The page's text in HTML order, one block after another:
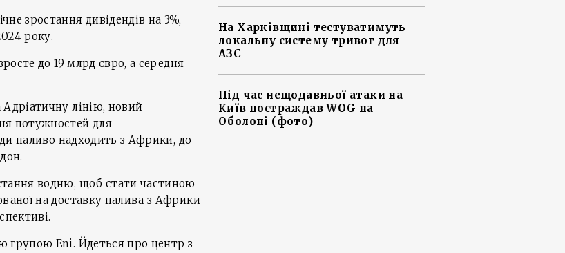
зростання дивідендів на 3%,
року.
до 19 млрд євро, а середня
лінію, новий
потужностей для
паливо надходить з Африки, до
водню, щоб стати частиною
на доставку палива з Африки
групою Eni. Йдеться про центр з
На Харківщині тестуватимуть
локальну систему тривог для
АЗС
Під час нещодавньої атаки на
Київ постраждав WOG на
Оболоні (фото)